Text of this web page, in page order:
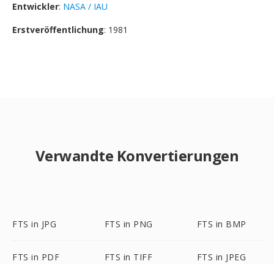
Entwickler: NASA / IAU
Erstveröffentlichung: 1981
Verwandte Konvertierungen
FTS in JPG FTS in PNG FTS in BMP
FTS in PDF FTS in TIFF FTS in JPEG